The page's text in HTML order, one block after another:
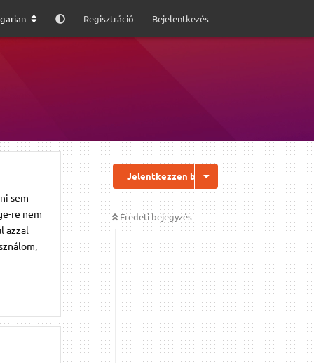
Regisztráció Bejelentkezés
Jelentkezzen be a válaszhoz
Eredeti bejegyzés
sem
re nem
azzal